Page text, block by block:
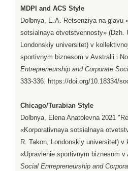
MDPI and ACS Style
Dolbnya, E.A. Retsenziya na glavu
sotsialnaya otvetstvennosty» (Dzh.
Londonskiy universitet) v
sportivnym biznesom v Avstralii i
Entrepreneurship and Corporate
333-336. https://doi.org/10.18334/
Chicago/Turabian Style
Dolbnya, Elena Anatolevna 2021
«Korporativnaya sotsialnaya
R. Takon, Londonskiy universitet) v
«Upravlenie sportivnym biznesom
Social Entrepreneurship and